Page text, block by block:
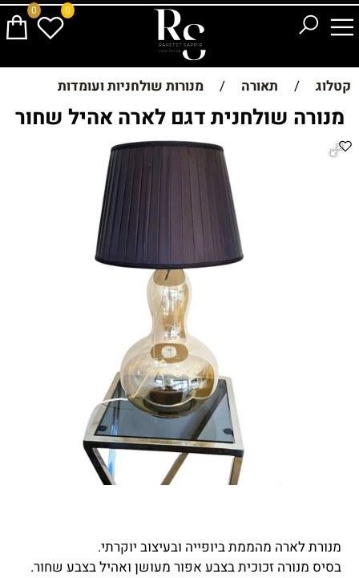
0 0
קטלוג / תאורה / מנורות שולחניות ועומדות
מנורה שולחנית דגם לארה אהיל שחור
מנורת לארה מהממת ביופייה ובעיצוב יוקרתי.
בסיס מנורה זכוכית בצבע אפור מעושן ואהיל בצבע שחור.